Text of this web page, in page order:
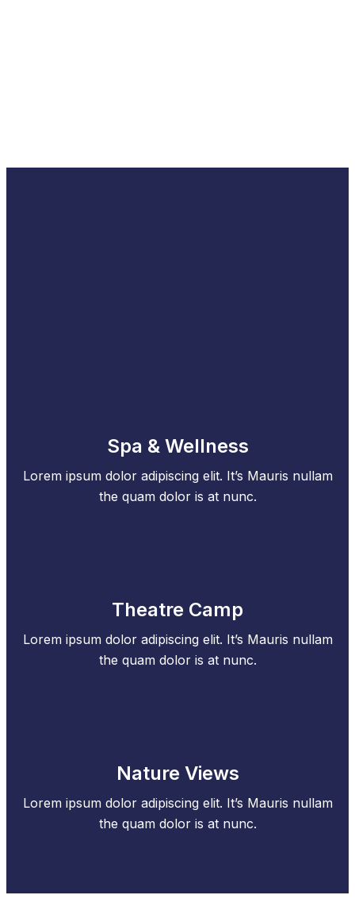
Spa & Wellness
Lorem ipsum dolor adipiscing elit. It’s Mauris nullam
the quam dolor is at nunc.
Theatre Camp
Lorem ipsum dolor adipiscing elit. It’s Mauris nullam
the quam dolor is at nunc.
Nature Views
Lorem ipsum dolor adipiscing elit. It’s Mauris nullam
the quam dolor is at nunc.